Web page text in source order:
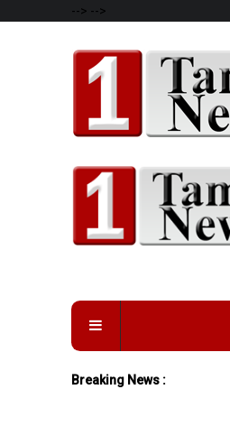
--> -->
Breaking News :